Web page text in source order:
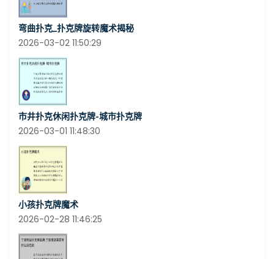
弯曲扑克_扑克牌旋转魔术揭秘
2026-03-02 11:50:29
市井扑克休闲扑克牌-城市扑克牌
2026-03-01 11:48:30
小孩扑克牌魔术
2026-02-28 11:46:25